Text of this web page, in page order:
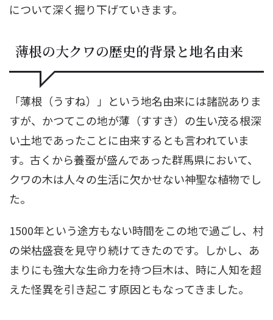
について深く掘り下げていきます。
薄根の大クワの歴史的背景と地名由来
「薄根（うすね）」という地名由来には諸説ありま
すが、かつてこの地が薄（すすき）の生い茂る根深
い土地であったことに由来するとも言われていま
す。古くから養蚕が盛んであった群馬県において、
クワの木は人々の生活に欠かせない神聖な植物でし
た。
1500年という途方もない時間をこの地で過ごし、村
の栄枯盛衰を見守り続けてきたのです。しかし、あ
まりにも強大な生命力を持つ巨木は、時に人知を超
えた怪異を引き起こす原因ともなってきました。